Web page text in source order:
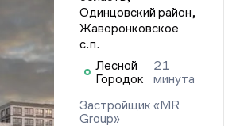
Одинцовский район,
Жаворонковское
с.п.
Лесной
Городок
21
минута
Застройщик «MR
Group»